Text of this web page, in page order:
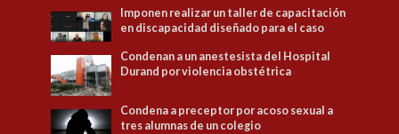
Imponen realizar un taller de capacitación
en discapacidad diseñado para el caso
Condenan a un anestesista del Hospital
Durand por violencia obstétrica
Condena a preceptor por acoso sexual a
tres alumnas de un colegio